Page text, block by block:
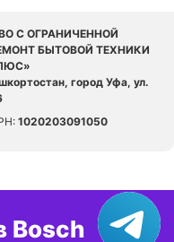
С ОГРАНИЧЕННОЙ
БЫТОВОЙ ТЕХНИКИ
город Уфа, ул.
1020203091050
Bosch